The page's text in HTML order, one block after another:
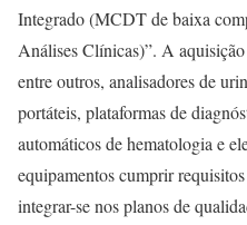
Integrado (MCDT de baixa
Análises Clínicas)”. A
entre outros, analisadores de
portáteis, plataformas de
automáticos de hematologia e
equipamentos cumprir
integrar-se nos planos de